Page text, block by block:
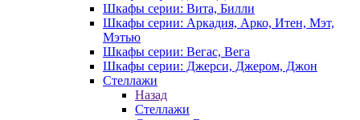
Шкафы серии: Вита, Билли
Шкафы серии: Аркадия, Арко, Итен, Мэт,
Мэтью
Шкафы серии: Вегас, Вега
Шкафы серии: Джерси, Джером, Джон
Стеллажи
Назад
Стеллажи